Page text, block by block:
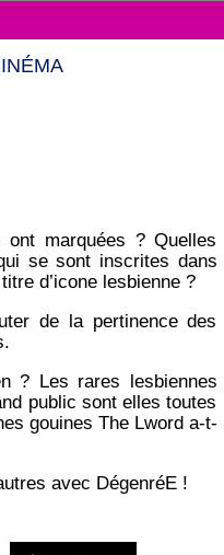
marquées ? Quelles
se sont inscrites dans
d’icone lesbienne ?
de la pertinence des
? Les rares lesbiennes
public sont elles toutes
gouines The Lword a-t-
avec DégenréE !